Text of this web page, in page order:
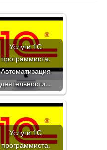
Услуги 1С
программиста.
Автоматизация
деятельности…
Услуги 1С
программиста.